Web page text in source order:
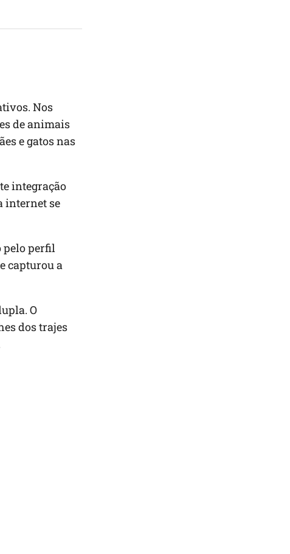
Nos
de animais
e gatos nas
integração
internet se
pelo perfil
capturou a
O
dos trajes